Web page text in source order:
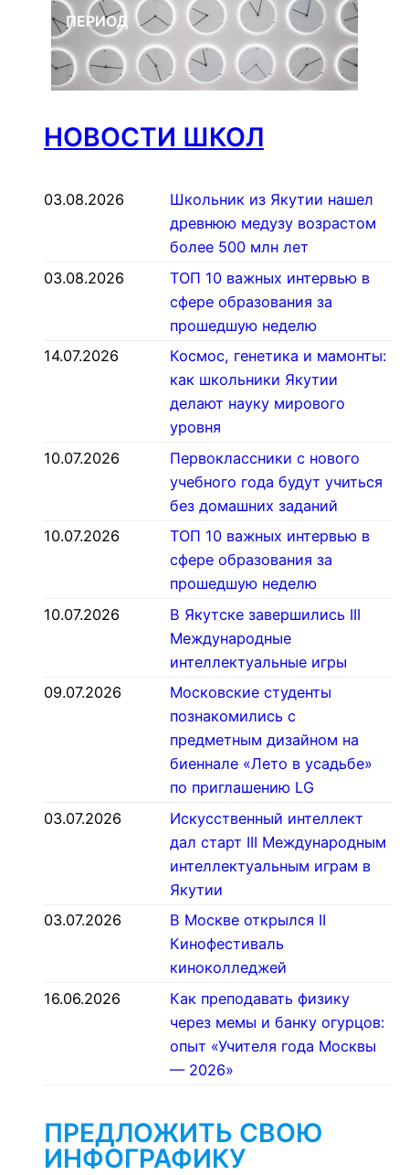
ПЕРИОД
НОВОСТИ ШКОЛ
03.08.2026
Школьник из Якутии нашел
древнюю медузу возрастом
более 500 млн лет
03.08.2026
ТОП 10 важных интервью в
сфере образования за
прошедшую неделю
14.07.2026
Космос, генетика и мамонты:
как школьники Якутии
делают науку мирового
уровня
10.07.2026
Первоклассники с нового
учебного года будут учиться
без домашних заданий
10.07.2026
ТОП 10 важных интервью в
сфере образования за
прошедшую неделю
10.07.2026
В Якутске завершились III
Международные
интеллектуальные игры
09.07.2026
Московские студенты
познакомились с
предметным дизайном на
биеннале «Лето в усадьбе»
по приглашению LG
03.07.2026
Искусственный интеллект
дал старт III Международным
интеллектуальным играм в
Якутии
03.07.2026
В Москве открылся II
Кинофестиваль
киноколледжей
16.06.2026
Как преподавать физику
через мемы и банку огурцов:
опыт «Учителя года Москвы
— 2026»
ПРЕДЛОЖИТЬ СВОЮ
ИНФОГРАФИКУ